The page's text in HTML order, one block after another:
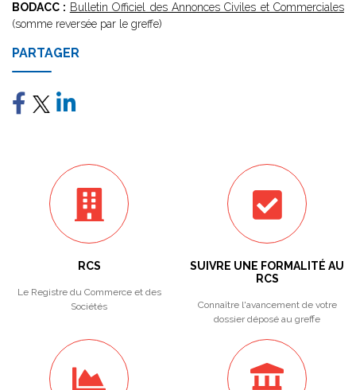
BODACC : Bulletin Officiel des Annonces Civiles et Commerciales
(somme reversée par le greffe)
PARTAGER
RCS
Le Registre du Commerce et des
Sociétés
SUIVRE UNE FORMALITÉ AU
RCS
Connaître l'avancement de votre
dossier déposé au greffe